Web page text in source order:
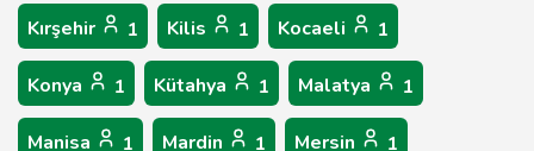
Kırşehir 1 Kilis 1 Kocaeli 1
Konya 1 Kütahya 1 Malatya 1
Manisa 1 Mardin 1 Mersin 1